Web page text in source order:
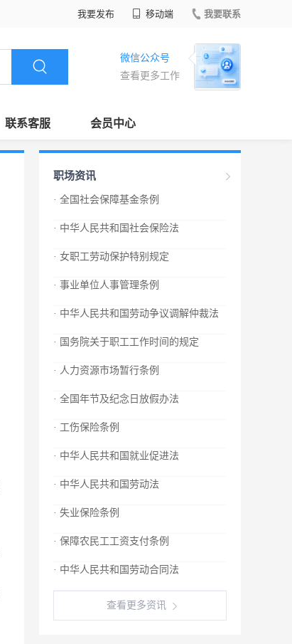
我要发布 移动端 我要联系
微信公众号
查看更多工作
联系客服 会员中心
职场资讯
· 全国社会保障基金条例
· 中华人民共和国社会保险法
· 女职工劳动保护特别规定
· 事业单位人事管理条例
· 中华人民共和国劳动争议调解仲裁法
· 国务院关于职工工作时间的规定
· 人力资源市场暂行条例
· 全国年节及纪念日放假办法
· 工伤保险条例
· 中华人民共和国就业促进法
· 中华人民共和国劳动法
· 失业保险条例
· 保障农民工工资支付条例
· 中华人民共和国劳动合同法
查看更多资讯